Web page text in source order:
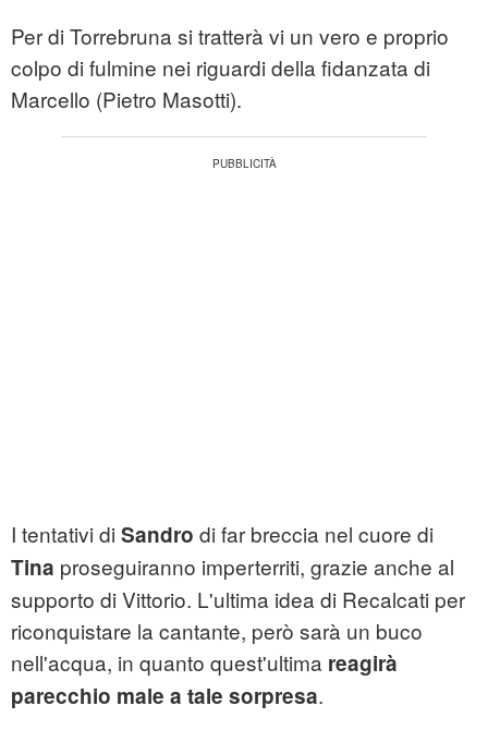
Per di Torrebruna si tratterà vi un vero e proprio
colpo di fulmine nei riguardi della fidanzata di
Marcello (Pietro Masotti).
I tentativi di Sandro di far breccia nel cuore di
Tina proseguiranno imperterriti, grazie anche al
supporto di Vittorio. L'ultima idea di Recalcati per
riconquistare la cantante, però sarà un buco
nell'acqua, in quanto quest'ultima reagirà
parecchio male a tale sorpresa.